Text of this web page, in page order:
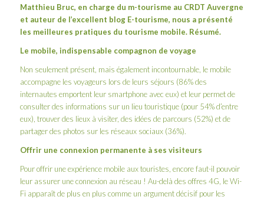
Matthieu Bruc, en charge du m-tourisme au CRDT Auvergne
et auteur de l’excellent blog E-tourisme, nous a présenté
les meilleures pratiques du tourisme mobile. Résumé.
Le mobile, indispensable compagnon de voyage
Non seulement présent, mais également incontournable, le mobile
accompagne les voyageurs lors de leurs séjours (86% des
internautes emportent leur smartphone avec eux) et leur permet de
consulter des informations sur un lieu touristique (pour 54% d’entre
eux), trouver des lieux à visiter, des idées de parcours (52%) et de
partager des photos sur les réseaux sociaux (36%).
Offrir une connexion permanente à ses visiteurs
Pour offrir une expérience mobile aux touristes, encore faut-il pouvoir
leur assurer une connexion au réseau ! Au-delà des offres 4G, le Wi-
Fi apparaît de plus en plus comme un argument décisif pour les